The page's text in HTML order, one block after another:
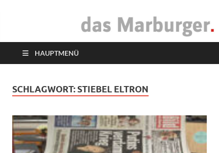
das Marburger.
HAUPTMENÜ
SCHLAGWORT: STIEBEL ELTRON